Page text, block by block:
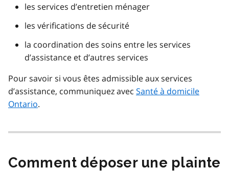
les services d’entretien ménager
les vérifications de sécurité
la coordination des soins entre les services
d’assistance et d’autres services
Pour savoir si vous êtes admissible aux services
d’assistance, communiquez avec Santé à domicile
Ontario.
Comment déposer une plainte